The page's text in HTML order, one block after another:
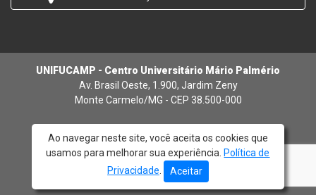
UNIFUCAMP - Centro Universitário Mário Palmério
Av. Brasil Oeste, 1.900, Jardim Zeny
Monte Carmelo/MG - CEP 38.500-000
© 2026 - UNIFUCAMP
Atendimento:(34) 3842-5272
Ao navegar neste site, você aceita os cookies que
usamos para melhorar sua experiência. Política de
Privacidade. Aceitar